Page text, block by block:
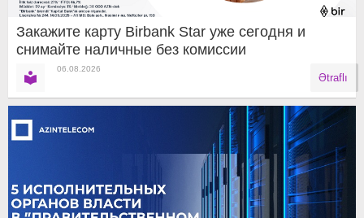
Закажите карту Birbank Star уже сегодня и
снимайте наличные без комиссии
06.08.2026
Ətraflı